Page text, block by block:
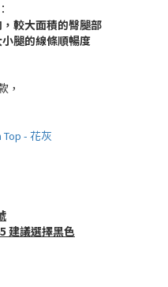
較大面積的臀腿部
腿的線條順暢度
，
Top - 花灰
建議選擇黑色